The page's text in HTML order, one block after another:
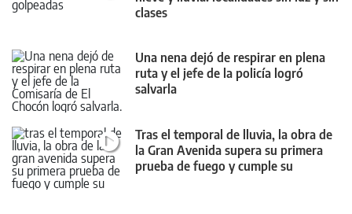
clases
Una nena dejó de respirar en plena
ruta y el jefe de la policía logró
salvarla
Tras el temporal de lluvia, la obra de
la Gran Avenida supera su primera
prueba de fuego y cumple su